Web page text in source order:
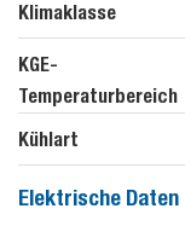
Klimaklasse
KGE-
Temperaturbereich
Kühlart
Elektrische Daten